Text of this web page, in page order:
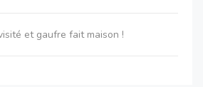
et gaufre fait maison !